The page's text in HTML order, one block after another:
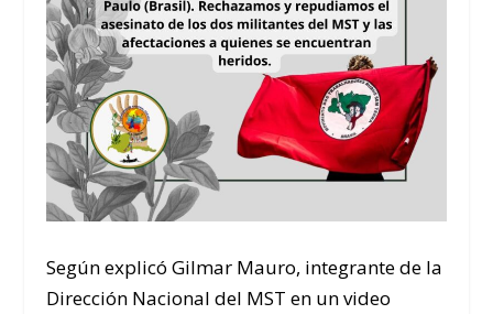
Según explicó Gilmar Mauro, integrante de la
Dirección Nacional del MST en un video